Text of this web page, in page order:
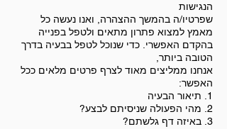
הנגישות
שפרטיו/ה בהמשך ההצהרה, ואנו נעשה כל
מאמץ למצוא פתרון מתאים ולטפל בפנייה
בהקדם האפשרי. כדי שנוכל לטפל בבעיה בדרך
הטובה ביותר,
אנחנו ממליצים מאוד לצרף פרטים מלאים ככל
האפשר:
1. תיאור הבעיה
2. מהי הפעולה שניסיתם לבצע?
3. באיזה דף גלשתם?